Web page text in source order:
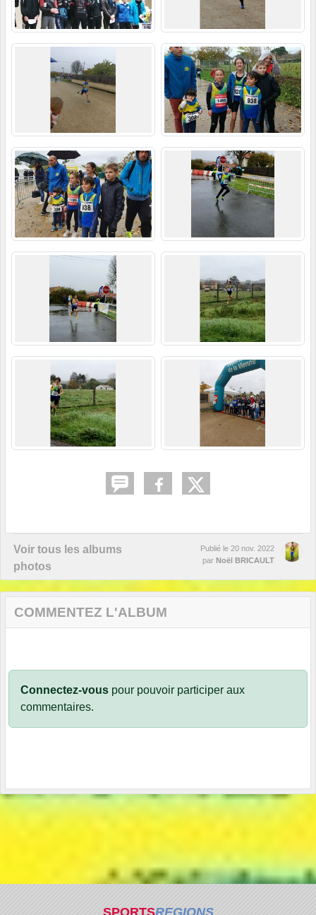
Voir tous les albums
photos
Publié le 20 nov. 2022
par Noël BRICAULT
COMMENTEZ L'ALBUM
Connectez-vous pour pouvoir participer aux
commentaires.
SPORTSREGIONS